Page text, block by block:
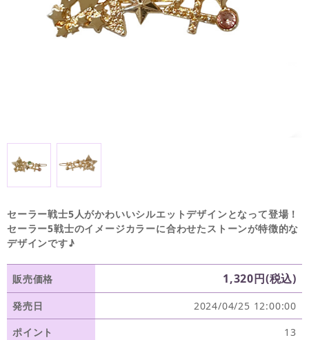
セーラー戦士5人がかわいいシルエットデザインとなって登場！
セーラー5戦士のイメージカラーに合わせたストーンが特徴的な
デザインです♪
販売価格 1,320円(税込)
発売日
2024/04/25 12:00:00
ポイント
13